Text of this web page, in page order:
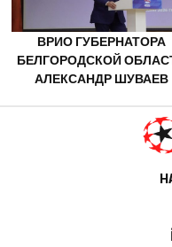
ВРИО ГУБЕРНАТОРА
БЕЛГОРОДСКОЙ
АЛЕКСАНДР ШУВАЕВ
РЕГОТДЕЛЕНИЯ